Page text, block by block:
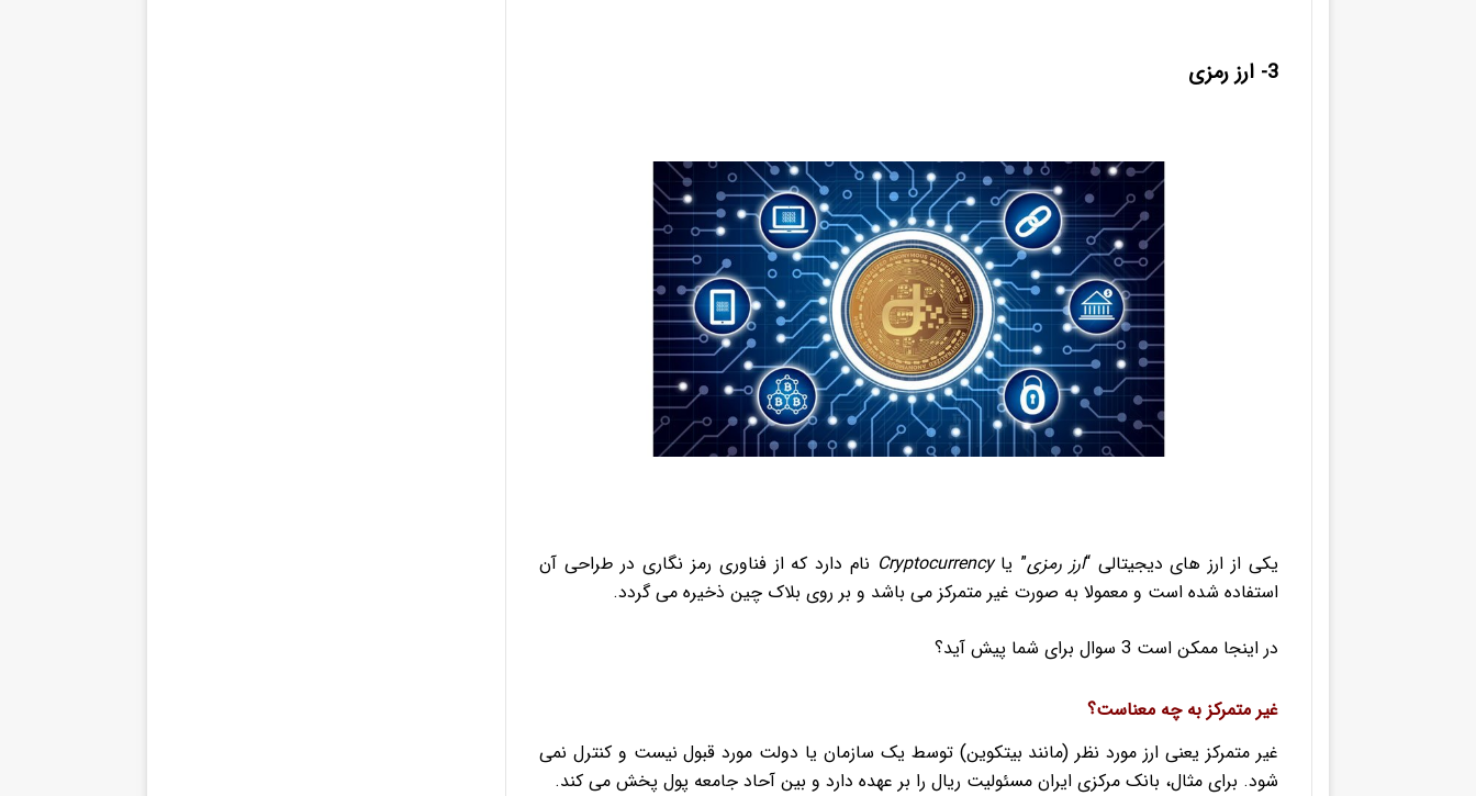
3- ارز رمزی
یکی از ارز های دیجیتالی “ارز رمزی” یاCryptocurrency نام دارد که از فناوری رمز نگاری در طراحی آن
استفاده شده است و معمولا به صورت غیر متمرکز می باشد و بر روی بلاک چین ذخیره می گردد.
در اینجا ممکن است 3 سوال برای شما پیش آید؟
غیر متمرکز به چه معناست؟
غیر متمرکز یعنی ارز مورد نظر (مانند بیتکوین) توسط یک سازمان یا دولت مورد قبول نیست و کنترل نمی
شود. برای مثال، بانک مرکزی ایران مسئولیت ریال را بر عهده دارد و بین آحاد جامعه پول پخش می کند.